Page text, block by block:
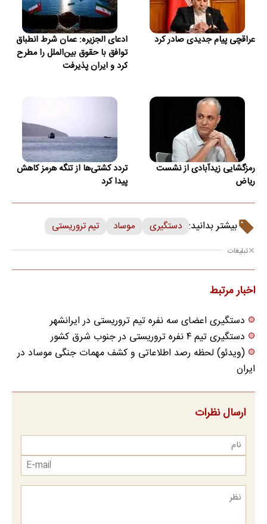
عراقچی پیام جدیدی صادر کرد
ادعای الجزیره: عمان شرط انطباق
توافق با حقوق بین‌الملل را مطرح
کرد و ایران پذیرفت
رمزگشایی زیدآبادی از نشست
ریاض
تردد کشتی‌ها از تنگه هرمز کاهش
پیدا کرد
بیشتر بدانید: دستگیری موساد تیم تروریستی
تبلیغات
اخبار مرتبط
دستگیری اعضای سه نفره تیم تروریستی در ایرانشهر
دستگیری تیم ۴ نفره تروریستی در جنوب شرق کشور
(ویدئو) لحظه رصد اطلاعاتی و کشف مهمات جنگی موساد در
ایران
ارسال نظرات